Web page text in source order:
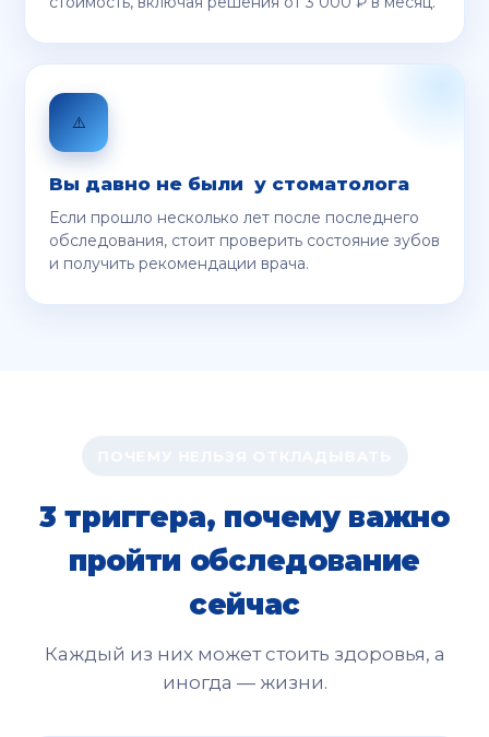
⚠️
Вы давно не были у стоматолога
Если прошло несколько лет после последнего
обследования, стоит проверить состояние зубов
и получить рекомендации врача.
3 триггера, почему важно
пройти обследование
сейчас
Каждый из них может стоить здоровья, а
иногда — жизни.